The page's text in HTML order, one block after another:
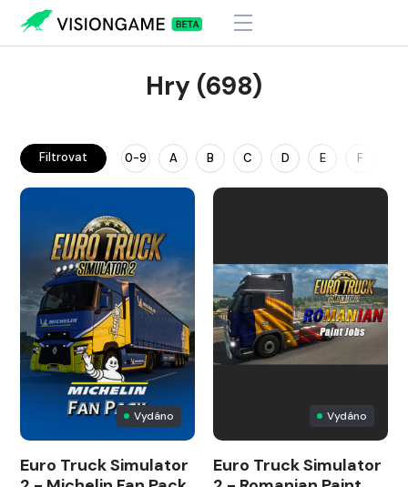
Hry (698)
Filtrovat 0-9 A B C D E F
Vydáno
Euro Truck Simulator
Vydáno
Euro Truck Simulator